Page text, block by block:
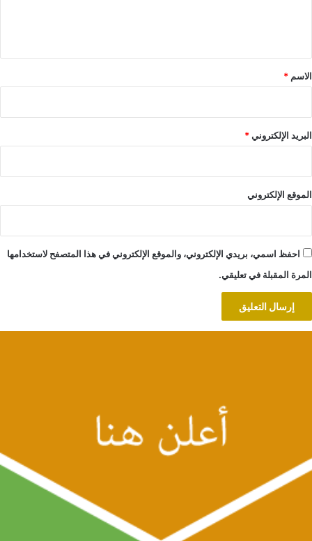
*
الاسم *
البريد الإلكتروني*
الموقع الإلكتروني
احفظ اسمي، بريدي الإلكتروني، والموقع الإلكتروني في هذا المتصفح لاستخدامها
المرة المقبلة في تعليقي.